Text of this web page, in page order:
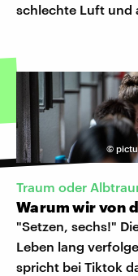
schlechte Luft und
©
Traum oder
Warum wir von
"Setzen, sechs!"
Leben lang
spricht bei Tiktok